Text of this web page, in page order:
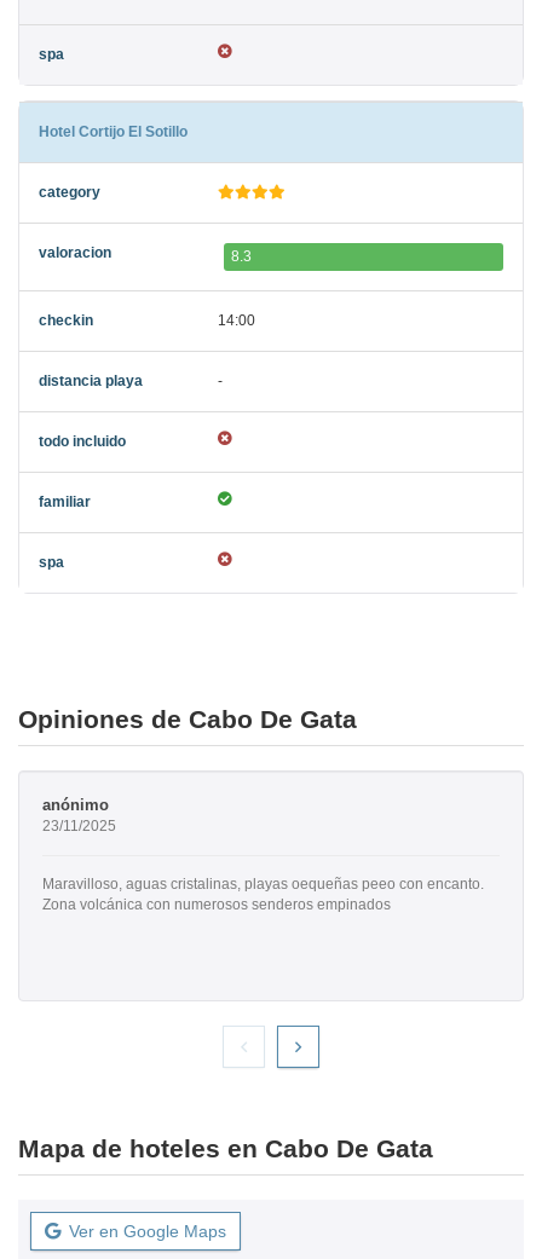
Hotel Cortijo El Sotillo
8.3
14:00
-
Opiniones de Cabo De Gata
anónimo
23/11/2025
Maravilloso, aguas cristalinas, playas oequeñas peeo con encanto.
Zona volcánica con numerosos senderos empinados
Mapa de hoteles en Cabo De Gata
Ver en Google Maps